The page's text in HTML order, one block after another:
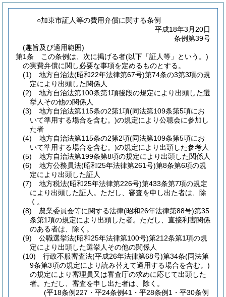
○加東市証人等の費用弁償に関する条例
平成18年3月20日
条例第39号
(趣旨及び適用範囲)
第1条
この条例は、次に掲げる者(以下「証人等」という。)
の実費弁償に関し必要な事項を定めるものとする。
(1)
地方自治法(昭和22年法律第67号)第74条の3第3項の規
定により出頭した関係人
(2)
地方自治法第100条第1項後段の規定により出頭した選
挙人その他の関係人
(3)
地方自治法第115条の2第1項(同法第109条第5項にお
いて準用する場合を含む。)の規定により公聴会に参加し
た者
(4)
地方自治法第115条の2第2項(同法第109条第5項にお
いて準用する場合を含む。)の規定により出頭した参考人
(5)
地方自治法第199条第8項の規定により出頭した関係人
(6)
地方公務員法(昭和25年法律第261号)第8条第6項の規
定により出頭した証人
(7)
地方税法(昭和25年法律第226号)第433条第7項の規定
により出頭した証人。 ただし、審査を申し出た者は、除
く。
(8)
農業委員会等に関する法律(昭和26年法律第88号)第35
条第1項の規定により出頭した者。 ただし、直接利害関係
のある者は、除く。
(9)
公職選挙法(昭和25年法律第100号)第212条第1項の規
定により出頭した選挙人その他の関係人
(10)
行政不服審査法(平成26年法律第68号)第34条(同法第
9条第3項の規定により読み替えて適用する場合を含む。)
の規定により審理員又は審査庁の求めに応じて出頭した
者。 ただし、審査を申し出た者は、除く。
(平18条例227・平24条例41・平28条例1・平30条例